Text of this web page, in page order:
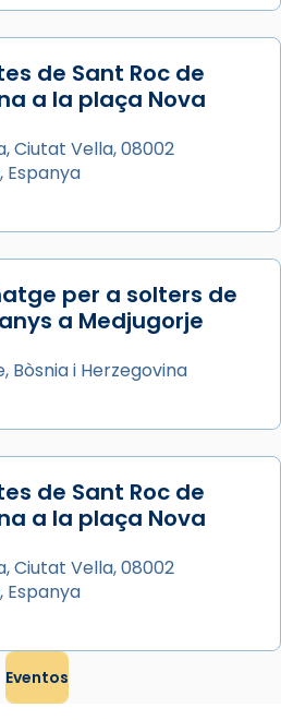
de sant Cugat, a
sorgeix la tradició
(“relatiu a Júlia”) i
a Semprònia =
seves. I l’any 1667, el
afirma en una obra
de l’antiga Iluro.
les relíq
de Sant Roc de
a la plaça Nova
Ciutat Vella, 08002
Espanya
per a solters de
a Medjugorje
Bòsnia i Herzegovina
de Sant Roc de
a la plaça Nova
Ciutat Vella, 08002
Espanya
Eventos